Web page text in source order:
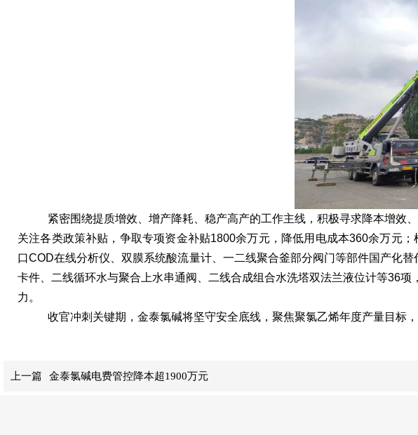
紧密围绕提质增效、增产降耗、稳产高产的工作主线，积极寻求降本增效
关注各类政策补贴，争取专项资金补贴1800余万元，降低用电成本360余万元
口COD在线分析仪、双膜系统酸流量计、一二线聚合釜部分阀门等部件国产化
卡件、二线循环水与聚合上水串通阀、二线合成组合水洗塔双法兰液位计等36
力。
收官冲刺关键期，金泰氯碱将坚守安全底线，聚焦聚氯乙烯年度产量目标
上一篇 金泰氯碱电费管控降本超1900万元